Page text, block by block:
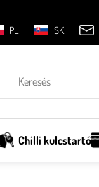
PL SK
Chilli kulcstartó